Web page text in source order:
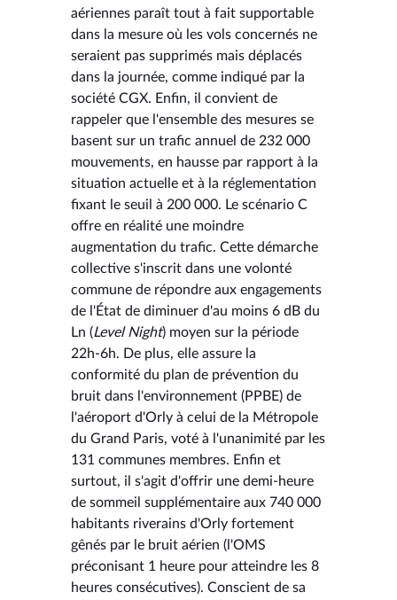
aériennes paraît tout à fait supportable
dans la mesure où les vols concernés ne
seraient pas supprimés mais déplacés
dans la journée, comme indiqué par la
société CGX. Enfin, il convient de
rappeler que l'ensemble des mesures se
basent sur un trafic annuel de 232 000
mouvements, en hausse par rapport à la
situation actuelle et à la réglementation
fixant le seuil à 200 000. Le scénario C
offre en réalité une moindre
augmentation du trafic. Cette démarche
collective s'inscrit dans une volonté
commune de répondre aux engagements
de l'État de diminuer d'au moins 6 dB du
Ln (Level Night) moyen sur la période
22h-6h. De plus, elle assure la
conformité du plan de prévention du
bruit dans l'environnement (PPBE) de
l'aéroport d'Orly à celui de la Métropole
du Grand Paris, voté à l'unanimité par les
131 communes membres. Enfin et
surtout, il s'agit d'offrir une demi-heure
de sommeil supplémentaire aux 740 000
habitants riverains d'Orly fortement
gênés par le bruit aérien (l'OMS
préconisant 1 heure pour atteindre les 8
heures consécutives). Conscient de sa